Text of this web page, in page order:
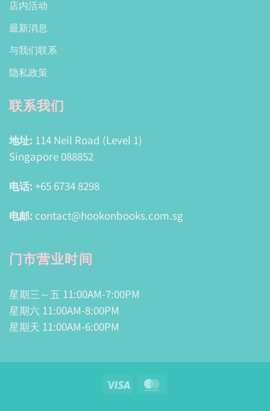
店内活动
最新消息
与我们联系
隐私政策
联系我们
地址: 114 Neil Road (Level 1)
Singapore 088852
电话: +65 6734 8298
电邮: contact@hookonbooks.com.sg
门市营业时间
星期三～五 11:00AM-7:00PM
星期六 11:00AM-8:00PM
星期天 11:00AM-6:00PM
Visa